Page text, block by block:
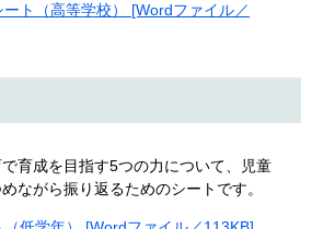
ト（高等学校） [Wordファイル／
育成を目指す5つの力について、児童
ながら振り返るためのシートです。